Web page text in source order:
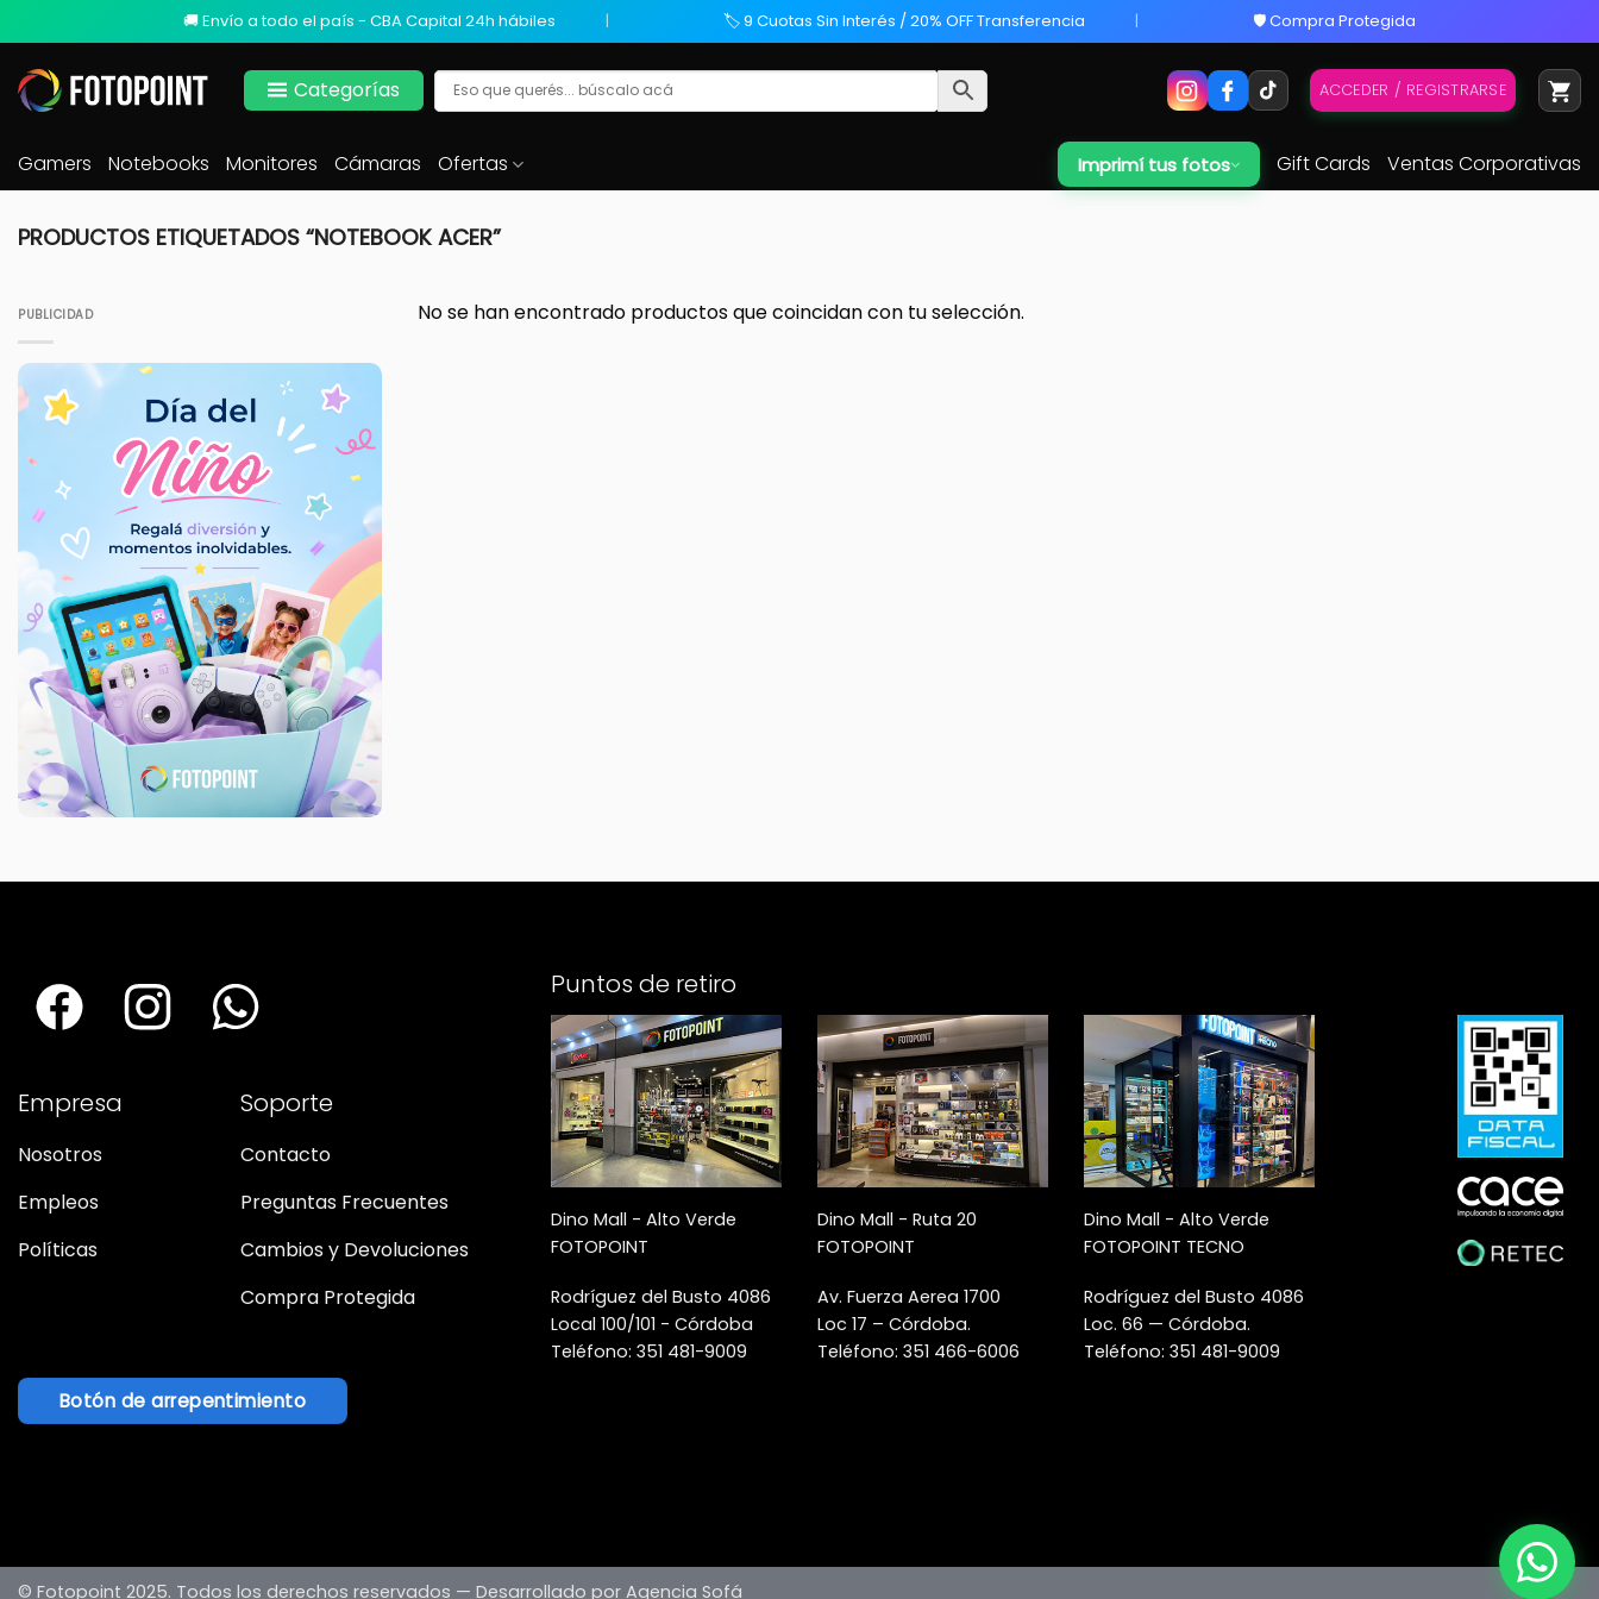
🚚 Envío a todo el país - CBA Capital 24h hábiles 🏷️ 9 Cuotas Sin Interés / 20% OFF Transferencia 🛡️ Compra Protegida
Categorías ACCEDER / REGISTRARSE
Gamers Notebooks Monitores Cámaras Ofertas Imprimí tus fotos Gift Cards Ventas Corporativas
PRODUCTOS ETIQUETADOS “NOTEBOOK ACER”
PUBLICIDAD No se han encontrado productos que coincidan con tu selección.
Empresa
Nosotros
Empleos
Políticas
Soporte
Contacto
Preguntas Frecuentes
Cambios y Devoluciones
Compra Protegida
Botón de arrepentimiento
Puntos de retiro
Dino Mall - Alto Verde
FOTOPOINT
Rodríguez del Busto 4086
Local 100/101 - Córdoba
Teléfono: 351 481-9009
Dino Mall - Ruta 20
FOTOPOINT
Av. Fuerza Aerea 1700
Loc 17 – Córdoba.
Teléfono: 351 466-6006
Dino Mall - Alto Verde
FOTOPOINT TECNO
Rodríguez del Busto 4086
Loc. 66 — Córdoba.
Teléfono: 351 481-9009
© Fotopoint 2025. Todos los derechos reservados — Desarrollado por Agencia Sofá